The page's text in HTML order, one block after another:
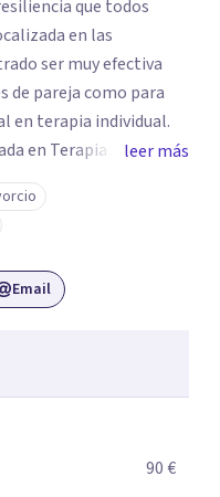
que todos
en las
ser muy efectiva
de pareja como para
en terapia individual.
en Terapia
en España, además de
La TFE ha
en las relaciones,
Este enfoque
individual,
y
y otro en
mente humana y las
leer más
Email
90 €